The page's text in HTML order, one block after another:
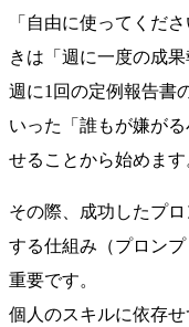
「自由に使ってくだ
きは「週に一度の成
週に1回の定例報告書
いった「誰もが嫌が
せることから始めます
その際、成功したプ
する仕組み（プロン
重要です。
個人のスキルに依存